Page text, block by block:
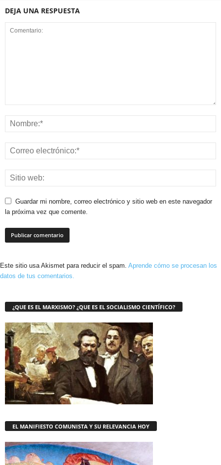
DEJA UNA RESPUESTA
Guardar mi nombre, correo electrónico y sitio web en este navegador
la próxima vez que comente.
Este sitio usa Akismet para reducir el spam. Aprende cómo se procesan los
datos de tus comentarios.
¿QUE ES EL MARXISMO? ¿QUE ES EL SOCIALISMO CIENTÍFICO?
EL MANIFIESTO COMUNISTA Y SU RELEVANCIA HOY